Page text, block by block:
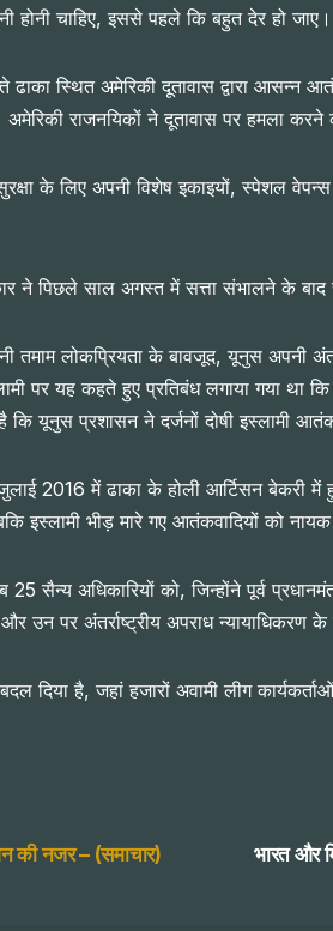
होनी चाहिए, इससे पहले कि बहुत देर हो जाए।
ढाका स्थित अमेरिकी दूतावास द्वारा
राजनयिकों ने दूतावास पर हमला करने
के लिए अपनी विशेष इकाइयों, स्पेशल
पिछले साल अगस्त में सत्ता संभालने के बाद से
तमाम लोकप्रियता के बावजूद, यूनुस अपनी
पर यह कहते हुए प्रतिबंध लगाया गया था कि
यूनुस प्रशासन ने दर्जनों दोषी इस्लामी
2016 में ढाका के होली आर्टिसन बेकरी
इस्लामी भीड़ मारे गए आतंकवादियों को
25 सैन्य अधिकारियों को, जिन्होंने पूर्व
उन पर अंतर्राष्ट्रीय अपराध न्यायाधिकरण
दिया है, जहां हजारों अवामी लीग
भारत और
की नजर – (समाचार)